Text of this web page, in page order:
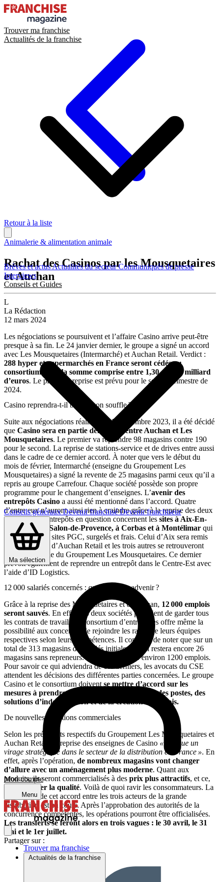
Trouver ma franchise
Actualités de la franchise
Brèves et actusActualités du secteurCommuniqués de presse
Interviews
Conseils et Guides
Conseils générauxDevenir franchiséDevenir franchiseur
Ma sélection
Mon compte
Menu
Trouver ma franchise
Actualités de la franchise
Retour à la liste
Animalerie & alimentation animale
Rachat des Casinos par les Mousquetaires
et Auchan
L
La Rédaction
12 mars 2024
Les négociations se poursuivent et l’affaire Casino arrive peut-être
presque à sa fin. Le 24 janvier dernier, le groupe a signé un accord
avec Les Mousquetaires (Intermarché) et Auchan Retail. Verdict :
288 hyper et supermarchés en France seront cédés au
consortium pour la somme comprise entre 1,30 et 1,35 milliard
d’euros. Le projet de reprise est prévu pour le second trimestre de
2024.
Casino reprendra-t-il bientôt son souffle ?
Suite aux négociations réalisées le 18 décembre 2023, il a été décidé
que Casino sera en partie démantelé entre Auchan et Les
Mousquetaires. Le premier va reprendre 98 magasins contre 190
pour le second. La reprise de stations-service et de drives entre aussi
dans le cadre de ce dernier accord. À noter que vers le début du
mois de février, Intermarché (enseigne du Groupement Les
Mousquetaires) a signé la revente de 25 magasins parmi ceux qu’il a
repris au groupe Carrefour. Chaque société possède son propre
programme pour le changement d’enseignes. L’avenir des
entrepôts Casino a aussi été mentionné dans l’accord. Quatre
d’entre eux n’auront ainsi rien à craindre grâce à la reprise des deux
groupes. Les entrepôts en question concernent les sites à Aix-En-
Provence, au Salon-de-Provence, à Corbas et à Montélimar qui
constituent des sites PGC, surgelés et frais. Celui d’Aix sera remis
entre les mains d’Auchan Retail et les trois autres se retrouveront
sous l’escarcelle du Groupement Les Mousquetaires. Ce dernier
prévoit également de reprendre un entrepôt dans le Centre-Est avec
l’aide d’ID Logistics.
12 000 salariés concernés : que va-t-il en advenir ?
Grâce à la reprise des Mousquetaires et d’Auchan, 12 000 emplois
seront sauvés. En effet, les deux sociétés prévoient de garder tous
les contrats de travail. Le consortium d’entreprises offre même la
possibilité aux concernés de rejoindre les rangs de leurs équipes
respectives selon leurs compétences. Il convient de noter que sur un
total de 313 magasins demandés initialement, il restera encore 26
magasins sans repreneurs. Ce chiffre touche environ 1200 emplois.
Pour savoir ce qui adviendra de ces derniers, les avocats du CSE
attendent les décisions des différentes parties concernées. Le groupe
Casino et le consortium doivent se mettre d’accord sur les
mesures à prendre à propos de la suppression des postes, des
solutions d’indemnisation et de la création d’emplois.
De nouvelles ambitions commerciales
Selon les présidents respectifs du Groupement Les Mousquetaires et
Auchan Retail, la reprise des enseignes de Casino « marque un
virage stratégique dans le secteur de la distribution en France ». En
effet, après l’opération, de nombreux magasins vont changer
d’allure avec un aménagement plus moderne. Quant aux
produits, ils seront commercialisés à des prix plus attractifs, et ce,
sans sacrifier la qualité. Voilà de quoi ravir les consommateurs. La
finalisation de cet accord entre les trois acteurs de la grande
distribution est en cours. Après l’approbation des autorités de la
concurrence compétentes, les opérations pourront être officialisées.
Les transferts se feront alors en trois vagues : le 30 avril, le 31
mai et le 1er juillet.
Partager sur :